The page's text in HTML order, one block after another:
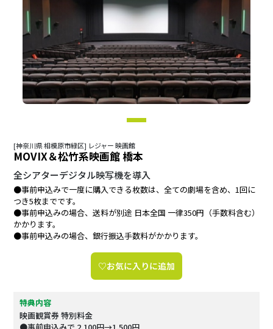
[神奈川県 相模原市緑区] レジャー 映画館
MOVIX＆松竹系映画館 橋本
全シアターデジタル映写機を導入
●事前申込みで一度に購入できる枚数は、全ての劇場を含め、1回に
つき5枚までです。
●事前申込みの場合、送料が別途 日本全国 一律350円（手数料含む）
かかります。
●事前申込みの場合、銀行振込手数料がかかります。
♡お気に入りに追加
特典内容
映画観賞券 特別料金